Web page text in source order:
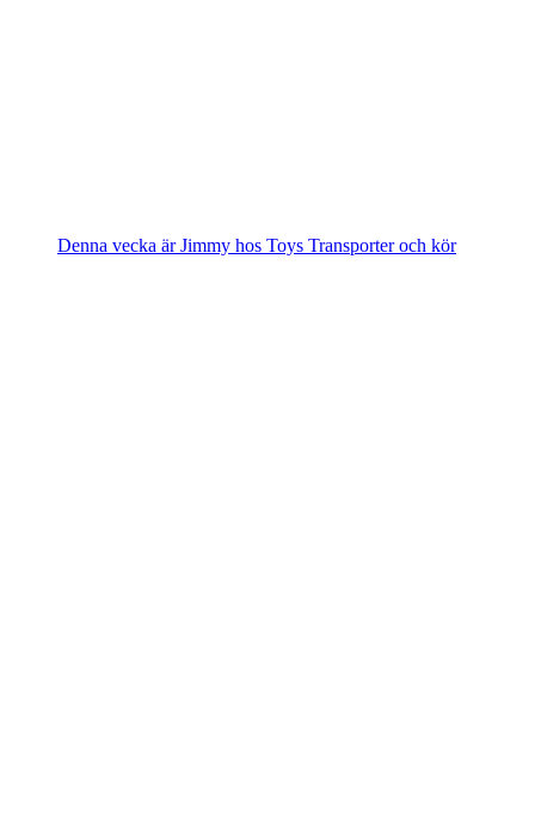
Denna vecka är Jimmy hos Toys Transporter och kör